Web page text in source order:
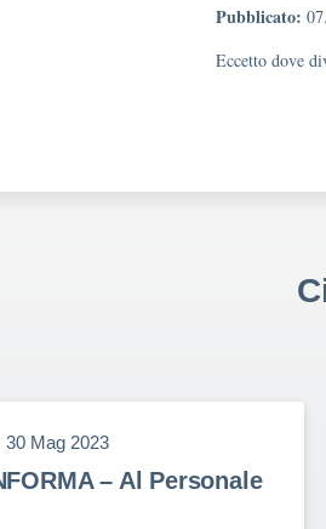
Pubblicato:
Eccetto dove
30 Mag 2023
– Al Personale